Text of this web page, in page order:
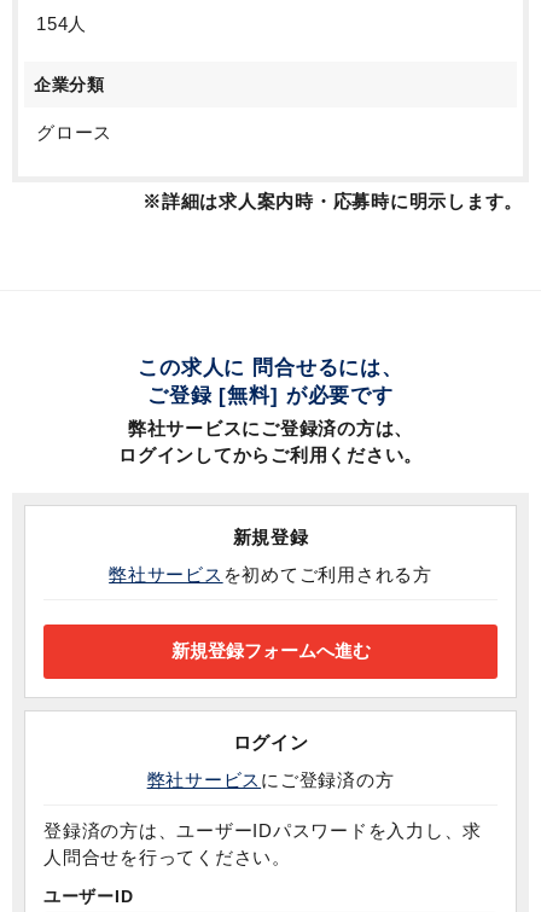
154人
企業分類
グロース
※詳細は求人案内時・応募時に明示します。
この求人に 問合せるには、
ご登録 [無料] が必要です
弊社サービスにご登録済の方は、
ログインしてからご利用ください。
新規登録
弊社サービス を初めてご利用される方
ログイン
弊社サービス にご登録済の方
登録済の方は、ユーザーIDパスワードを入力し、求
人問合せを行ってください。
ユーザーID